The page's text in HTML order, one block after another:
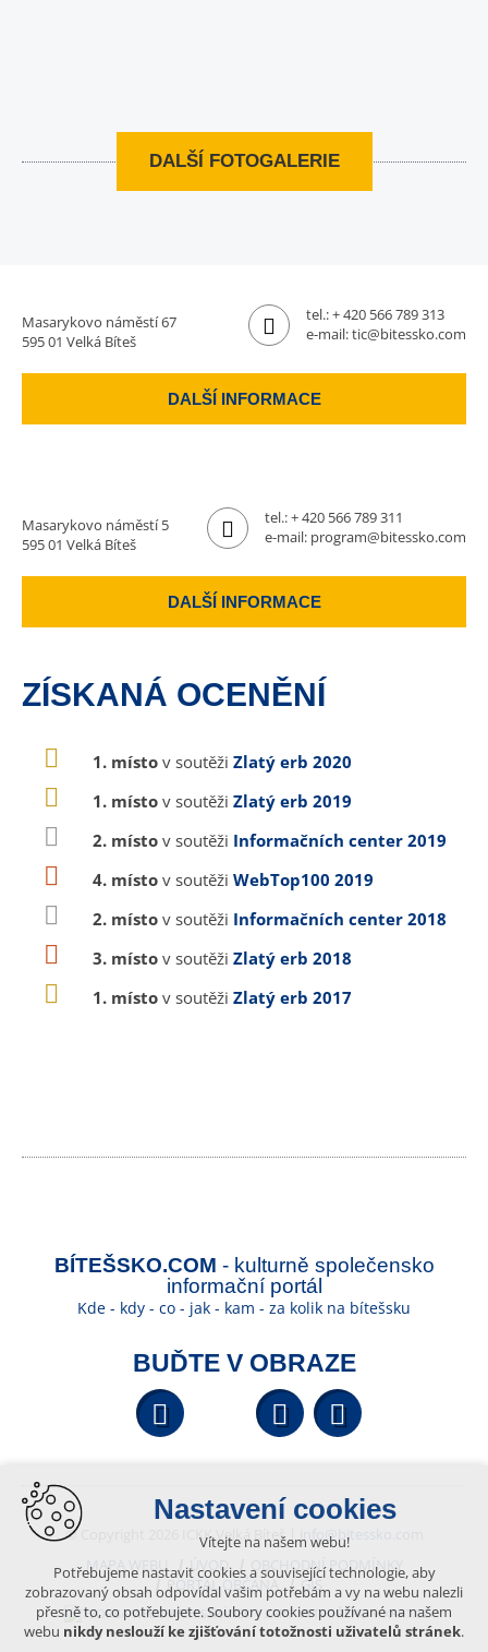
DALŠÍ FOTOGALERIE
Masarykovo náměstí 67
595 01 Velká Bíteš
tel.:+ 420 566 789 313
e-mail:tic@bitessko.com
DALŠÍ INFORMACE
Masarykovo náměstí 5
595 01 Velká Bíteš
tel.:+ 420 566 789 311
e-mail: program@bitessko.com
DALŠÍ INFORMACE
ZÍSKANÁ OCENĚNÍ
1. místo v soutěži Zlatý erb 2020
1. místo v soutěži Zlatý erb 2019
2. místo v soutěži Informačních center 2019
4. místo v soutěži WebTop100 2019
2. místo v soutěži Informačních center 2018
3. místo v soutěži Zlatý erb 2018
1. místo v soutěži Zlatý erb 2017
BÍTEŠSKO.COM - kulturně společensko
informační portál
Kde - kdy - co - jak - kam - za kolik na bítešsku
BUĎTE V OBRAZE
Facebook YouTube
© Copyright 2026 ICKK Velká Bíteš |
info@bitessko.com
MAPA WEBU
ÚVOD
OBCHODNÍ PODMÍNKY
PORTÁL OBČANA
GIS
VYTVOŘENO V XART.CZ
Nastavení cookies
Vítejte na našem webu!
Potřebujeme nastavit cookies a související technologie, aby
zobrazovaný obsah odpovídal vašim potřebám a vy na webu nalezli
přesně to, co potřebujete. Soubory cookies používané na našem
webu nikdy neslouží ke zjišťování totožnosti uživatelů stránek.